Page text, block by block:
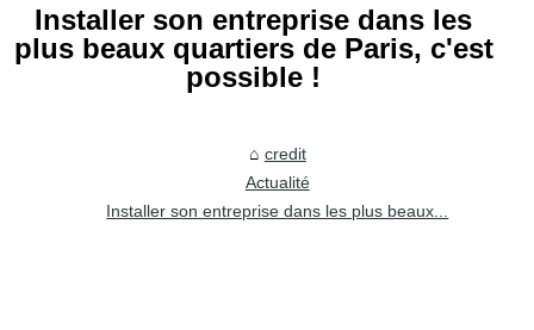
Installer son entreprise dans les
plus beaux quartiers de Paris, c'est
possible !
credit
Actualité
Installer son entreprise dans les plus beaux...